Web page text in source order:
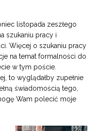
listopada zeszłego
szukaniu pracy i
Więcej o szukaniu pracy
na temat formalności do
w tym poście
to wyglądałby zupełnie
świadomością tego,
Wam polecić moje